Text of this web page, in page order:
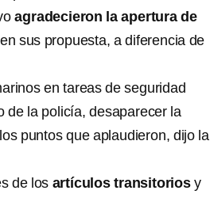
agradecieron la apertura de
sus propuesta, a diferencia de
en tareas de seguridad
de la policía, desaparecer la
puntos que aplaudieron, dijo la
de los artículos transitoriosy